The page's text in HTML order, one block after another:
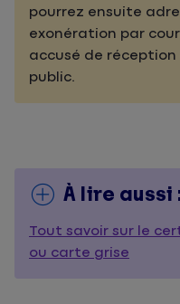
pourrez ensuite
exonération par
accusé de
public.
À lire aussi
Tout savoir sur le
ou carte grise